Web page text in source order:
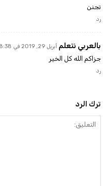
تجنن
رد
بالعربي نتعلم أبريل 29, 2019 في 8:38 ص
جزاكم الله كل الخير
رد
ترك الرد